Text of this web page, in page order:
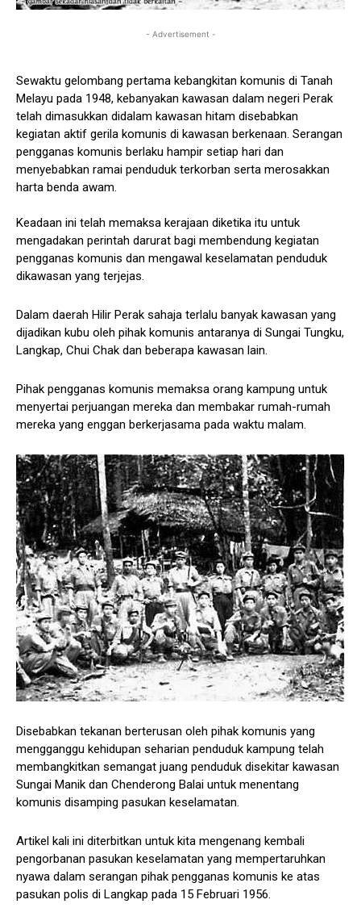
- Advertisement -
Sewaktu gelombang pertama kebangkitan komunis di Tanah
Melayu pada 1948, kebanyakan kawasan dalam negeri Perak
telah dimasukkan didalam kawasan hitam disebabkan
kegiatan aktif gerila komunis di kawasan berkenaan. Serangan
pengganas komunis berlaku hampir setiap hari dan
menyebabkan ramai penduduk terkorban serta merosakkan
harta benda awam.
Keadaan ini telah memaksa kerajaan diketika itu untuk
mengadakan perintah darurat bagi membendung kegiatan
pengganas komunis dan mengawal keselamatan penduduk
dikawasan yang terjejas.
Dalam daerah Hilir Perak sahaja terlalu banyak kawasan yang
dijadikan kubu oleh pihak komunis antaranya di Sungai Tungku,
Langkap, Chui Chak dan beberapa kawasan lain.
Pihak pengganas komunis memaksa orang kampung untuk
menyertai perjuangan mereka dan membakar rumah-rumah
mereka yang enggan berkerjasama pada waktu malam.
Disebabkan tekanan berterusan oleh pihak komunis yang
mengganggu kehidupan seharian penduduk kampung telah
membangkitkan semangat juang penduduk disekitar kawasan
Sungai Manik dan Chenderong Balai untuk menentang
komunis disamping pasukan keselamatan.
Artikel kali ini diterbitkan untuk kita mengenang kembali
pengorbanan pasukan keselamatan yang mempertaruhkan
nyawa dalam serangan pihak pengganas komunis ke atas
pasukan polis di Langkap pada 15 Februari 1956.